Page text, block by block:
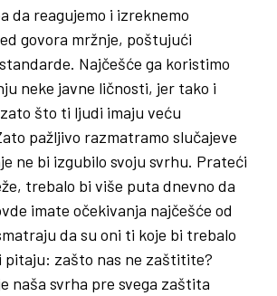
da reagujemo i izreknemo
govora mržnje, poštujući
Najčešće ga koristimo
neke javne ličnosti, jer tako i
što ti ljudi imaju veću
pažljivo razmatramo slučajeve
ne bi izgubilo svoju svrhu. Prateći
trebalo bi više puta dnevno da
imate očekivanja najčešće od
da su oni ti koje bi trebalo
pitaju: zašto nas ne zaštitite?
naša svrha pre svega zaštita